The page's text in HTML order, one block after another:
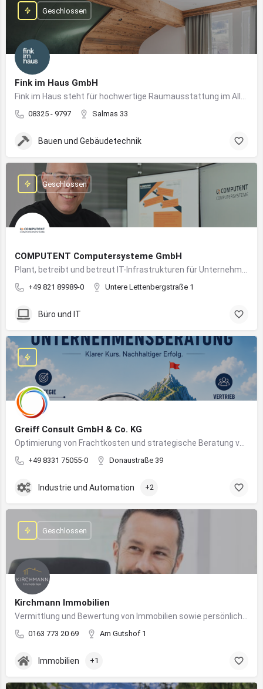
Fink im Haus GmbH
08325 - 9797 Salmas 33
Geschlossen
Bauen und Gebäudetechnik
COMPUTENT Computersysteme GmbH
+49 821 89989-0 Untere Lettenbergstraße 1
Geschlossen
Büro und IT
Greiff Consult GmbH & Co. KG
+49 8331 75055-0 Donaustraße 39
Industrie und Automation +2
Kirchmann Immobilien
0163 773 20 69 Am Gutshof 1
Geschlossen
Immobilien +1